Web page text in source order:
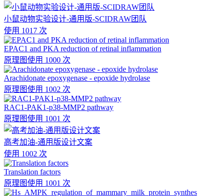
小鼠动物实验设计-通用版-SCIDRAW团队
使用 1017 次
EPAC1 and PKA reduction of retinal inflammation
原理图使用 1000 次
Arachidonate epoxygenase - epoxide hydrolase
原理图使用 1002 次
RAC1-PAK1-p38-MMP2 pathway
原理图使用 1001 次
高考加油-通用版设计文案
使用 1002 次
Translation factors
原理图使用 1001 次